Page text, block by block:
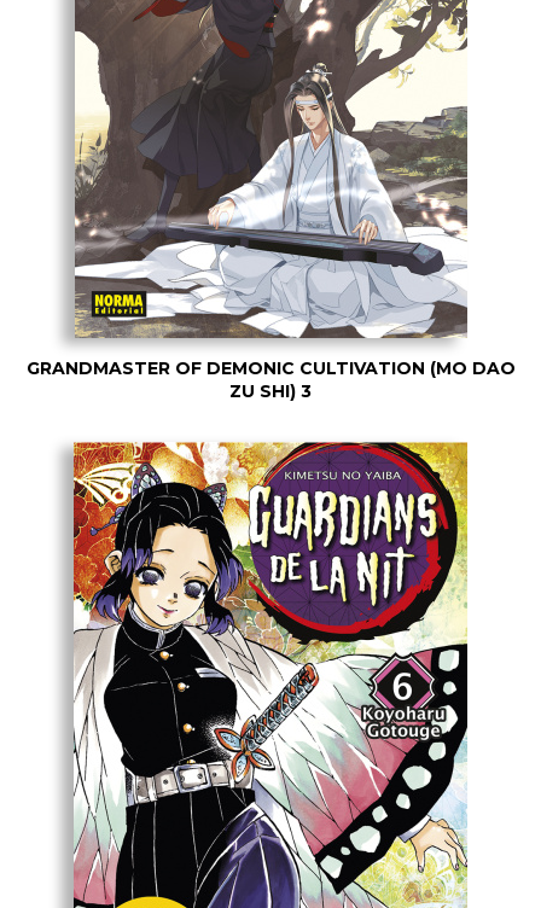
GRANDMASTER OF DEMONIC CULTIVATION (MO DAO
ZU SHI) 3